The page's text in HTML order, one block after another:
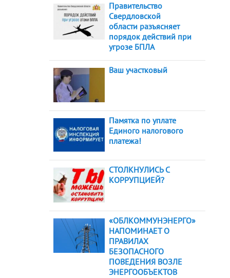
Правительство
Свердловской
области разъясняет
порядок действий при
угрозе БПЛА
Ваш участковый
Памятка по уплате
Единого налогового
платежа!
СТОЛКНУЛИСЬ С
КОРРУПЦИЕЙ?
«ОБЛКОММУНЭНЕРГО»
НАПОМИНАЕТ О
ПРАВИЛАХ
БЕЗОПАСНОГО
ПОВЕДЕНИЯ ВОЗЛЕ
ЭНЕРГООБЪЕКТОВ